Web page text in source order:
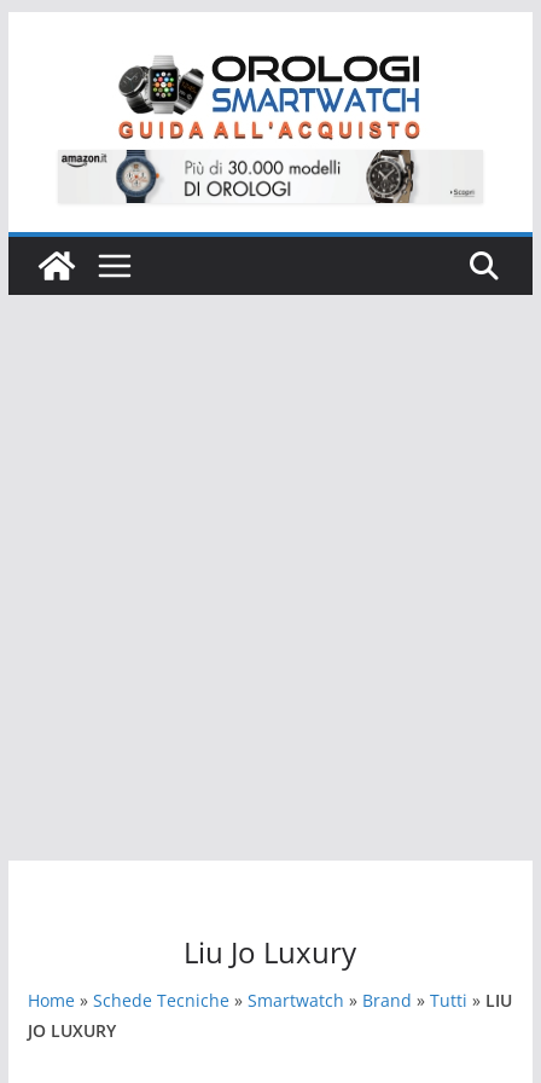
Liu Jo Luxury
Home» Schede Tecniche» Smartwatch » Brand » Tutti » LIU
JO LUXURY